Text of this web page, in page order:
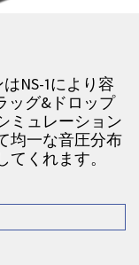
NS-1により容
ッグ&ドロップ
ミュレーション
均一な音圧分布
くれます。